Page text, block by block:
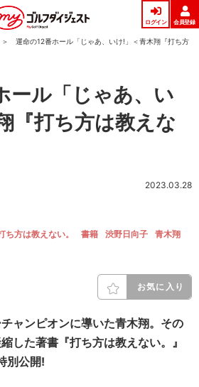
ログイン 会員登録
運命の12番ホール「じゃあ、いけ!」＜青木翔『打ち方
ール「じゃあ、い
『打ち方は教えな
2023.03.28
ち方は教えない。 書籍 渋野日向子 青木翔
お気に入り
ャンピオンに導いた青木翔。その
した著書『打ち方は教えない。』
別公開!